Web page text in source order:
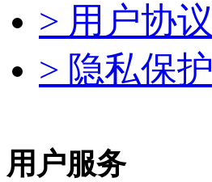
> 用户协议
> 隐私保护
用户服务